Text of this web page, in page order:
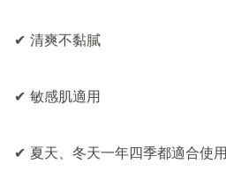
✔ 清爽不黏膩
✔ 敏感肌適用
✔ 夏天、冬天一年四季都適合使用